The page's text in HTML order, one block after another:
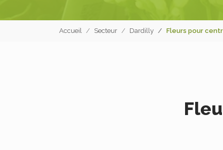
Accueil Secteur Dardilly Fleurs pour